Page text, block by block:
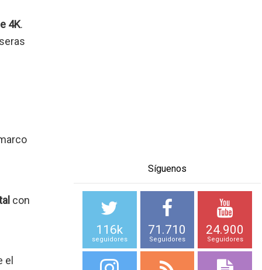
4K.
con
el
Síguenos
116k
seguidores
71.710
Seguidores
24.900
Seguidores